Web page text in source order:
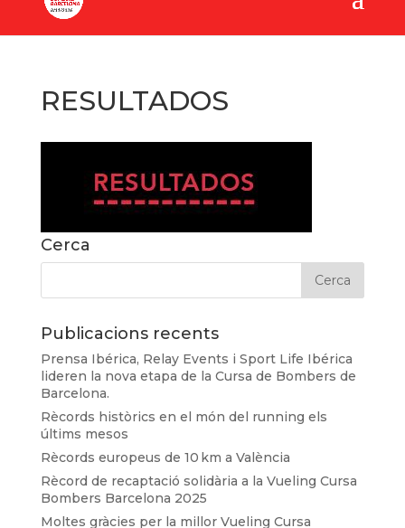
RESULTADOS
Cerca
Publicacions recents
Prensa Ibérica, Relay Events i Sport Life Ibérica
lideren la nova etapa de la Cursa de Bombers de
Barcelona.
Rècords històrics en el món del running els
últims mesos
Rècords europeus de 10 km a València
Rècord de recaptació solidària a la Vueling Cursa
Bombers Barcelona 2025
Moltes gràcies per la millor Vueling Cursa